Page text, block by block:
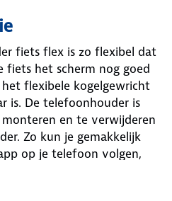
fiets flex is zo flexibel dat
fiets het scherm nog goed
flexibele kogelgewricht
is. De telefoonhouder is
en te verwijderen
Zo kun je gemakkelijk
op je telefoon volgen,
om te plaatsen op